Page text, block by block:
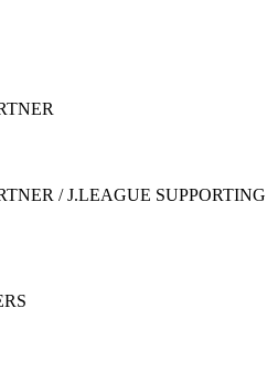
/ J.LEAGUE SUPPORTING